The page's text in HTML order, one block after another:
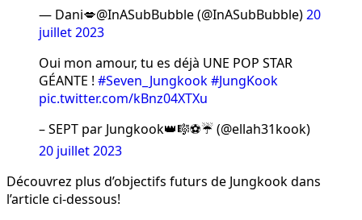
— Dani💋@InASubBubble (@InASubBubble)20
juillet 2023
Oui mon amour, tu es déjà UNE POP STAR
GÉANTE ! #Seven_Jungkook#JungKook
pic.twitter.com/kBnz04XTXu
– SEPT par Jungkook👑🎼⚽️☔️ (@ellah31kook)
20 juillet 2023
Découvrez plus d’objectifs futurs de Jungkook dans
l’article ci-dessous!